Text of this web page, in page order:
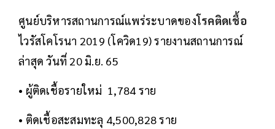
ศูนย์บริหารสถานการณ์แพร่ระบาดของโรคติดเชื้อ
ไวรัสโคโรนา 2019 (โควิด19) รายงานสถานการณ์
ล่าสุด วันที่ 20 มิ.ย. 65
• ผู้ติดเชื้อรายใหม่ 1,784 ราย
• ติดเชื้อสะสมทะลุ 4,500,828 ราย